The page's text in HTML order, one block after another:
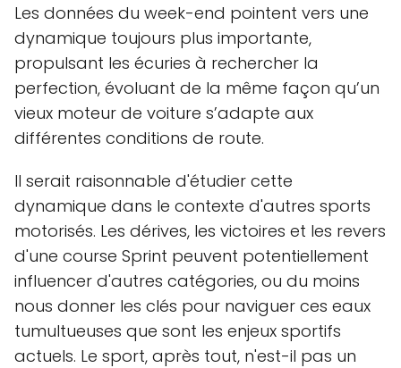
Les données du week-end pointent vers une
dynamique toujours plus importante,
propulsant les écuries à rechercher la
perfection, évoluant de la même façon qu’un
vieux moteur de voiture s’adapte aux
différentes conditions de route.
Il serait raisonnable d'étudier cette
dynamique dans le contexte d'autres sports
motorisés. Les dérives, les victoires et les revers
d'une course Sprint peuvent potentiellement
influencer d'autres catégories, ou du moins
nous donner les clés pour naviguer ces eaux
tumultueuses que sont les enjeux sportifs
actuels. Le sport, après tout, n'est-il pas un